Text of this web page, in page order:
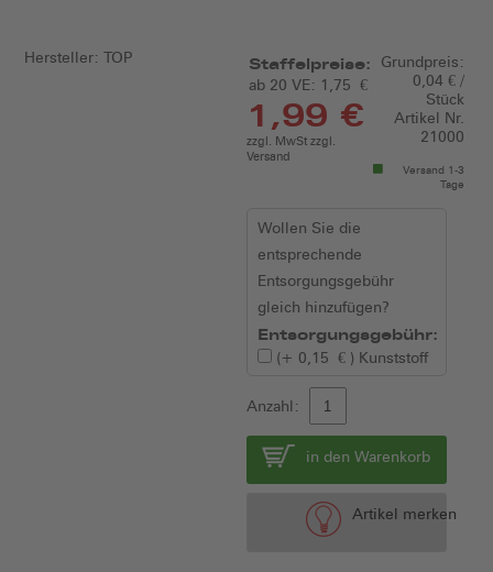
Hersteller: TOP Staffelpreise:
ab 20 VE: 1,75 €
1,99 €
zzgl. MwSt zzgl.
Versand
Grundpreis:
0,04 € /
Stück
Artikel Nr.
21000
Versand 1-3
Tage
Wollen Sie die
entsprechende
Entsorgungsgebühr
gleich hinzufügen?
Entsorgungsgebühr:
(+ 0,15 € ) Kunststoff
Anzahl:
in den Warenkorb
Artikel merken